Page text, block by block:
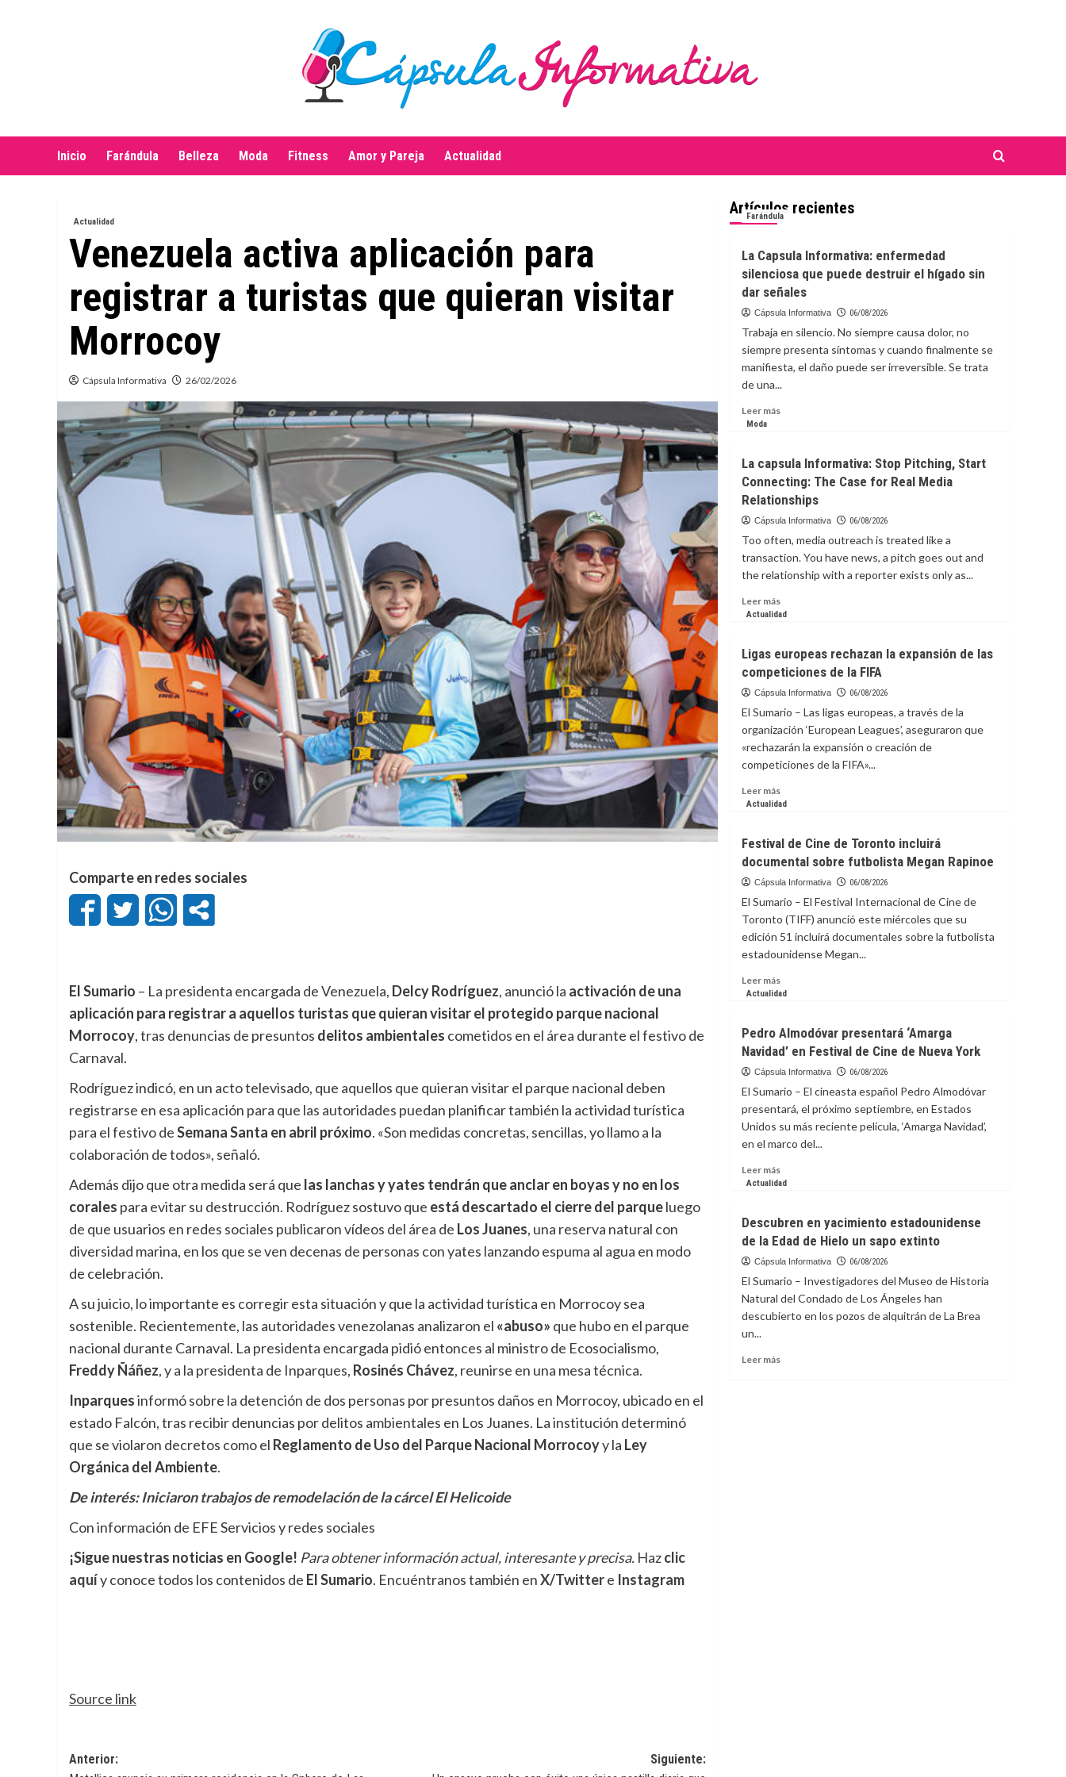
Inicio Farándula Belleza Moda Fitness Amor y Pareja Actualidad
Actualidad
Venezuela activa aplicación para
registrar a turistas que quieran visitar
Morrocoy
Cápsula Informativa 26/02/2026
Comparte en redes sociales
El Sumario – La presidenta encargada de Venezuela, Delcy Rodríguez, anunció la activación de una
aplicación para registrar a aquellos turistas que quieran visitar el protegido parque nacional
Morrocoy, tras denuncias de presuntos delitos ambientales cometidos en el área durante el festivo de
Carnaval.
Rodríguez indicó, en un acto televisado, que aquellos que quieran visitar el parque nacional deben
registrarse en esa aplicación para que las autoridades puedan planificar también la actividad turística
para el festivo deSemana Santa en abril próximo. «Son medidas concretas, sencillas, yo llamo a la
colaboración de todos», señaló.
Además dijo que otra medida será que las lanchas y yates tendrán que anclar en boyas y no en los
corales para evitar su destrucción. Rodríguez sostuvo que está descartado el cierre del parqueluego
de que usuarios en redes sociales publicaron vídeos del área de Los Juanes, una reserva natural con
diversidad marina, en los que se ven decenas de personas con yates lanzando espuma al agua en modo
de celebración.
A su juicio, lo importante es corregir esta situación y que la actividad turística en Morrocoy sea
sostenible. Recientemente, las autoridades venezolanas analizaron el «abuso» que hubo en el parque
nacional durante Carnaval. La presidenta encargada pidió entonces al ministro de Ecosocialismo,
Freddy Ñáñez, y a la presidenta de Inparques, Rosinés Chávez, reunirse en una mesa técnica.
Inparquesinformó sobre la detención de dos personas por presuntos daños en Morrocoy, ubicado en el
estado Falcón, tras recibir denuncias por delitos ambientales en Los Juanes. La institución determinó
que se violaron decretos como el Reglamento de Uso del Parque Nacional Morrocoyy la Ley
Orgánica del Ambiente.
De interés:Iniciaron trabajos de remodelación de la cárcel El Helicoide
Con información de EFE Servicios y redes sociales
¡Sigue nuestras noticias en Google! Para obtener información actual, interesante y precisa. Hazclic
aquíy conoce todos los contenidos de El Sumario. Encuéntranos también enX/Twittere Instagram
Source link
Navegación
Anterior:
Siguiente:
Artículos recientes
Farándula
La Capsula Informativa: enfermedad
silenciosa que puede destruir el hígado sin
dar señales
Cápsula Informativa 06/08/2026
Trabaja en silencio. No siempre causa dolor, no
siempre presenta síntomas y cuando finalmente se
manifiesta, el daño puede ser irreversible. Se trata
de una...
Leer másLeer
Capsula
Informativa:
enfermedad
puede
destruir
el
sin
dar
Moda
La capsula Informativa: Stop Pitching, Start
Connecting: The Case for Real Media
Relationships
Cápsula Informativa 06/08/2026
Too often, media outreach is treated like a
transaction. You have news, a pitch goes out and
the relationship with a reporter exists only as...
Leer másLeer
más
capsula
Informativa:
Stop
Start
Connecting:
The
Case
Real
Media
Actualidad
Ligas europeas rechazan la expansión de las
competiciones de la FIFA
Cápsula Informativa 06/08/2026
El Sumario – Las ligas europeas, a través de la
organización ‘European Leagues’, aseguraron que
«rechazarán la expansión o creación de
competiciones de la FIFA»...
Leer másLeer
más
europeas
rechazan
la
de
las
competiciones
de
FIFA
Actualidad
Festival de Cine de Toronto incluirá
documental sobre futbolista Megan Rapinoe
Cápsula Informativa 06/08/2026
El Sumario – El Festival Internacional de Cine de
Toronto (TIFF) anunció este miércoles que su
edición 51 incluirá documentales sobre la futbolista
estadounidense Megan...
Leer másLeer
más
de
Cine
de
incluirá
documental
sobre
futbolista
Rapinoe
Actualidad
Pedro Almodóvar presentará ‘Amarga
Navidad’ en Festival de Cine de Nueva York
Cápsula Informativa 06/08/2026
El Sumario – El cineasta español Pedro Almodóvar
presentará, el próximo septiembre, en Estados
Unidos su más reciente película, ‘Amarga Navidad’,
en el marco del...
Leer másLeer
más
Almodóvar
presentará
‘Amarga
en
Festival
de
Nueva
Actualidad
Descubren en yacimiento estadounidense
de la Edad de Hielo un sapo extinto
Cápsula Informativa 06/08/2026
El Sumario – Investigadores del Museo de Historia
Natural del Condado de Los Ángeles han
descubierto en los pozos de alquitrán de La Brea
un...
Leer másLeer